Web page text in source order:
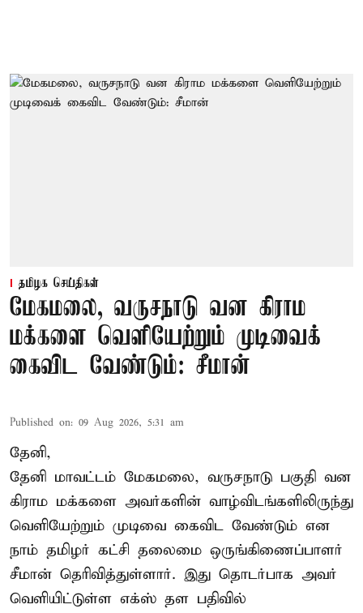
தமிழக செய்திகள்
மேகமலை, வருசநாடு வன கிராம
மக்களை வெளியேற்றும் முடிவைக்
கைவிட வேண்டும்: சீமான்
Published on: 09 Aug 2026, 5:31 am
தேனி,
தேனி மாவட்டம் மேகமலை, வருசநாடு பகுதி வன
கிராம மக்களை அவர்களின் வாழ்விடங்களிலிருந்து
வெளியேற்றும் முடிவை கைவிட வேண்டும் என
நாம் தமிழர் கட்சி தலைமை ஒருங்கிணைப்பாளர்
சீமான் தெரிவித்துள்ளார். இது தொடர்பாக அவர்
வெளியிட்டுள்ள எக்ஸ் தள பதிவில்